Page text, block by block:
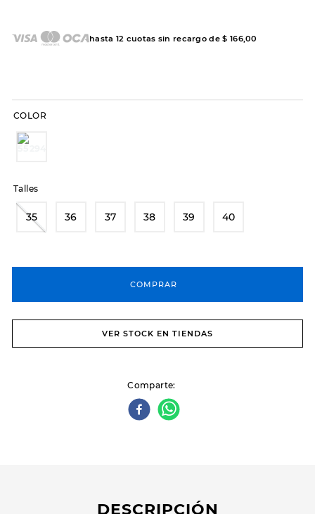
hasta 12 cuotas sin recargo de$ 166,00
COLOR
Talles
35 36 37 38 39 40
COMPRAR
VER STOCK EN TIENDAS
Comparte
DESCRIPCIÓN